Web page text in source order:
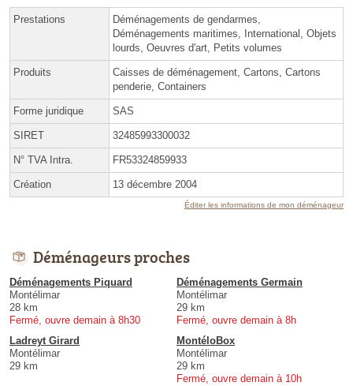
Prestations
Déménagements de gendarmes,
Déménagements maritimes, International, Objets
lourds, Oeuvres d'art, Petits volumes
Produits
Caisses de déménagement, Cartons, Cartons
penderie, Containers
Forme juridique SAS
SIRET 32485993300032
N° TVA Intra. FR53324859933
Création 13 décembre 2004
Éditer les informations de mon déménageur
Déménageurs proches
Déménagements Piquard
Montélimar
28 km
Fermé, ouvre demain à 8h30
Déménagements Germain
Montélimar
29 km
Fermé, ouvre demain à 8h
Ladreyt Girard
Montélimar
29 km
MontéloBox
Montélimar
29 km
Fermé, ouvre demain à 10h